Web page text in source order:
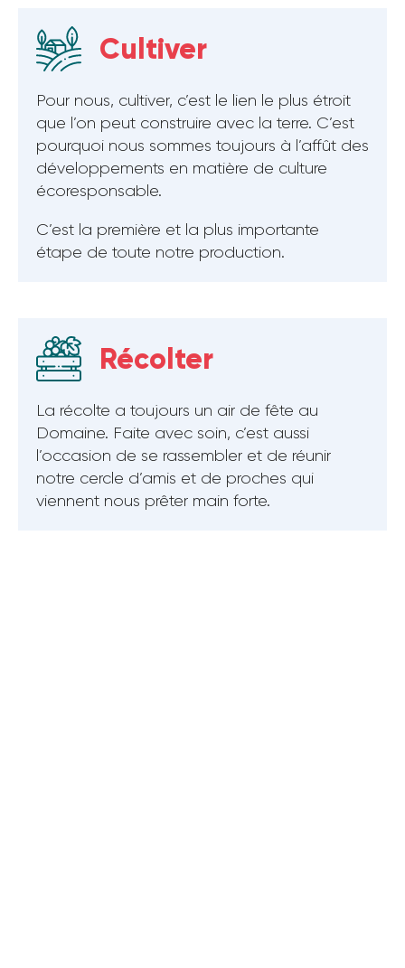
Cultiver
Pour nous, cultiver, c’est le lien le plus étroit
que l’on peut construire avec la terre. C’est
pourquoi nous sommes toujours à l’affût des
développements en matière de culture
écoresponsable.
C’est la première et la plus importante
étape de toute notre production.
Récolter
La récolte a toujours un air de fête au
Domaine. Faite avec soin, c’est aussi
l’occasion de se rassembler et de réunir
notre cercle d’amis et de proches qui
viennent nous prêter main forte.